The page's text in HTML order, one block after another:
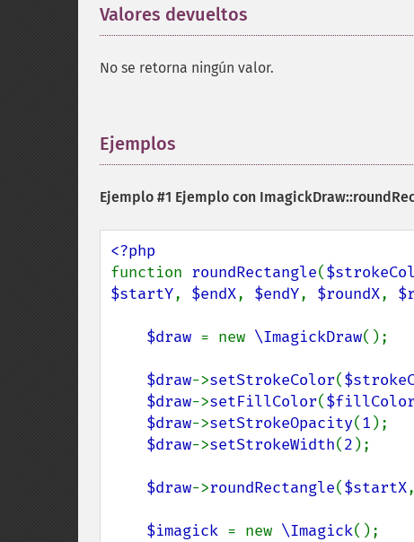
Valores devueltos
No se retorna ningún valor.
Ejemplos
Ejemplo #1 Ejemplo con
function roundRectangle(
$startY, $endX, $endY, $roundX,
$draw = new \ImagickDraw();
$draw->setStrokeColor(
$draw->setFillColor($fillColor
$draw->setStrokeOpacity(1 );
$draw->setStrokeWidth(2 );
$draw->roundRectangle($startX
$imagick = new \Imagick();